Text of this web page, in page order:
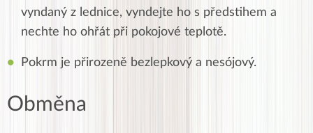
vyndaný z lednice, vyndejte ho s předstihem a
nechte ho ohřát při pokojové teplotě.
Pokrm je přirozeně bezlepkový a nesójový.
Obměna